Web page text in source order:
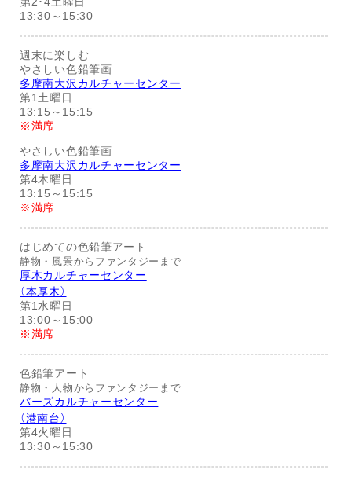
13:30～15:30
週末に楽しむ
やさしい色鉛筆画
多摩南大沢カルチャーセンター
第1土曜日
13:15～15:15
※満席
やさしい色鉛筆画
多摩南大沢カルチャーセンター
第4木曜日
13:15～15:15
※満席
はじめての色鉛筆アート
静物・風景からファンタジーまで
厚木カルチャーセンター
（本厚木）
第1水曜日
13:00～15:00
※満席
色鉛筆アート
静物・人物からファンタジーまで
バーズカルチャーセンター
（港南台）
第4火曜日
13:30～15:30